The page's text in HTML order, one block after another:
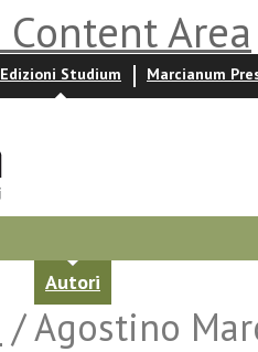
Area
Edizioni Studium Marcianum
Autori
/ Agostino